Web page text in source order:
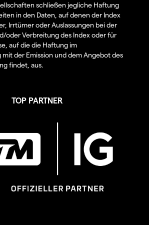
schließen jegliche Haftung
in den Daten, auf denen der Index
Irrtümer oder Auslassungen bei der
oder Verbreitung des Index oder für
auf die die Haftung im
mit der Emission und dem Angebot des
findet, aus.
TOP PARTNER